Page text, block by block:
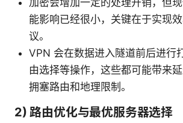
能影响已经很小，关键在于实现
议。
VPN 会在数据进入隧道前后进行
由选择等操作，这些都可能带来
拥塞路由和地理限制。
2) 路由优化与最优服务器选择